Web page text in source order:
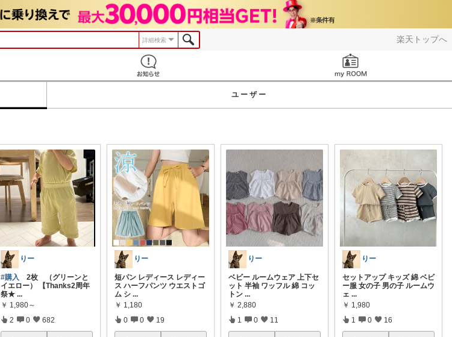
楽天トップへ
詳細検索
ユーザー
りー
#購入
2枚 （グリーンと
イエロー） 【Thanks2周年
祭★ ...
￥ 1,980～
2 0 682
りー
短パン レディース レディー
ス ハーフパンツ ウエストゴ
ム シ ...
￥ 1,180
0 0 19
りー
ベビー ルームウェア 上下セ
ット 半袖 ワッフル 綿 コッ
トン ...
￥ 2,880
1 0 11
りー
セットアップ キッズ 綿 ベビ
ー服 女の子 男の子 ルームウ
ェ ...
￥ 1,980
1 0 16